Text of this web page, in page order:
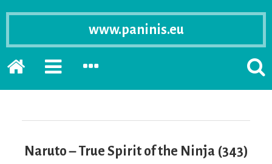
www.paninis.eu
Startseite
PRIMÄRE
ERWEITERN
SEKUNDÄRE
ERWEITERN
Naruto – True Spirit of the Ninja (343)